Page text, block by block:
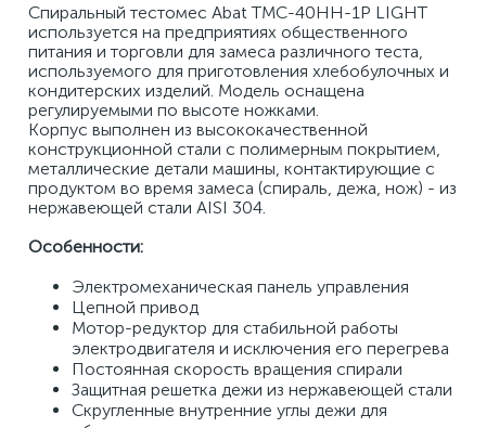
Спиральный тестомес Abat ТМС-40НН-1Р LIGHT ​
используется на предприятиях общественного
питания и торговли для замеса различного теста,
используемого для приготовления хлебобулочных и
кондитерских изделий. Модель оснащена
регулируемыми по высоте ножками.
Корпус выполнен из высококачественной
конструкционной стали с полимерным покрытием,
металлические детали машины, контактирующие с
продуктом во время замеса (спираль, дежа, нож) - из
нержавеющей стали AISI 304.
Особенности:
Электромеханическая панель управления
Цепной привод
Мотор-редуктор для стабильной работы
электродвигателя и исключения его перегрева
Постоянная скорость вращения спирали
Защитная решетка дежи из нержавеющей стали
Скругленные внутренние углы дежи для